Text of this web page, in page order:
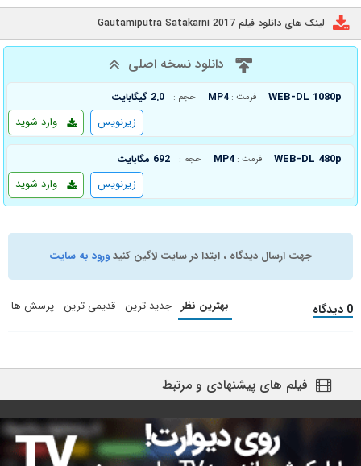
لینک های دانلود فیلم Gautamiputra Satakarni 2017
دانلود نسخه اصلی
WEB-DL 1080p فرمت : MP4 حجم : 2.0 گیگابایت
وارد شوید زیرنویس
WEB-DL 480p فرمت : MP4 حجم : 692 مگابایت
وارد شوید زیرنویس
جهت ارسال دیدگاه ، ابتدا در سایت لاگین کنیدورود به سایت
0 دیدگاه بهترین نظر جدید ترین قدیمی ترین پرسش ها
فیلم های پیشنهادی و مرتبط